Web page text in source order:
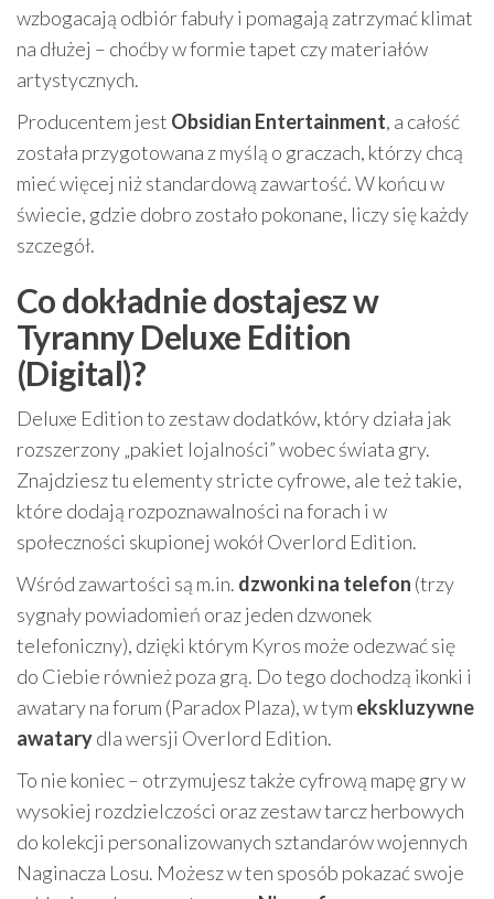
wzbogacają odbiór fabuły i pomagają zatrzymać klimat
na dłużej – choćby w formie tapet czy materiałów
artystycznych.
Producentem jest Obsidian Entertainment, a całość
została przygotowana z myślą o graczach, którzy chcą
mieć więcej niż standardową zawartość. W końcu w
świecie, gdzie dobro zostało pokonane, liczy się każdy
szczegół.
Co dokładnie dostajesz w
Tyranny Deluxe Edition
(Digital)?
Deluxe Edition to zestaw dodatków, który działa jak
rozszerzony „pakiet lojalności” wobec świata gry.
Znajdziesz tu elementy stricte cyfrowe, ale też takie,
które dodają rozpoznawalności na forach i w
społeczności skupionej wokół Overlord Edition.
Wśród zawartości są m.in. dzwonki na telefon (trzy
sygnały powiadomień oraz jeden dzwonek
telefoniczny), dzięki którym Kyros może odezwać się
do Ciebie również poza grą. Do tego dochodzą ikonki i
awatary na forum (Paradox Plaza), w tym ekskluzywne
awatarydla wersji Overlord Edition.
To nie koniec – otrzymujesz także cyfrową mapę gry w
wysokiej rozdzielczości oraz zestaw tarcz herbowych
do kolekcji personalizowanych sztandarów wojennych
Naginacza Losu. Możesz w ten sposób pokazać swoje